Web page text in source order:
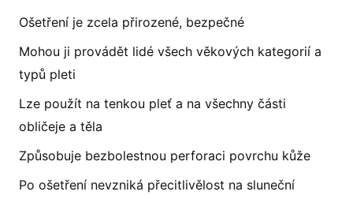
Ošetření je zcela přirozené, bezpečné
Mohou ji provádět lidé všech věkových kategorií a
typů pleti
Lze použít na tenkou pleť a na všechny části
obličeje a těla
Způsobuje bezbolestnou perforaci povrchu kůže
Po ošetření nevzniká přecitlivělost na sluneční